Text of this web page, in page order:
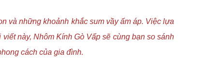
và những khoảnh khắc sum vầy ấm áp. Việc lựa
này, Nhôm Kính Gò Vấp sẽ cùng bạn so sánh
cách của gia đình.